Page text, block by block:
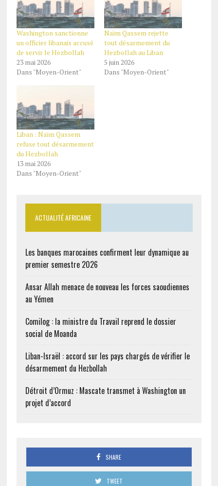
Washington sanctionne
un officier libanais accusé
de servir le Hezbollah
23 mai 2026
Dans "Moyen-Orient"
Naïm Qassem rejette
tout désarmement du
Hezbollah au Liban
5 juin 2026
Dans "Moyen-Orient"
Liban : Naïm Qassem
refuse tout désarmement
du Hezbollah
13 mai 2026
Dans "Moyen-Orient"
ACTUALITÉ AFRICAINE
Les banques marocaines confirment leur dynamique au
premier semestre 2026
Ansar Allah menace de nouveau les forces saoudiennes
au Yémen
Comilog : la ministre du Travail reprend le dossier
social de Moanda
Liban-Israël : accord sur les pays chargés de vérifier le
désarmement du Hezbollah
Détroit d’Ormuz : Mascate transmet à Washington un
projet d’accord
SHARE
TWEET